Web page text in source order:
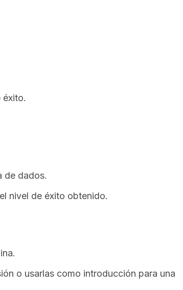
éxito.
de dados.
nivel de éxito obtenido.
o usarlas como introducción para una